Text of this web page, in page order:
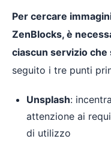
Per cercare
ZenBlocks, è
ciascun servizio
seguito i tre punti
Unsplash:
attenzione ai
di utilizzo